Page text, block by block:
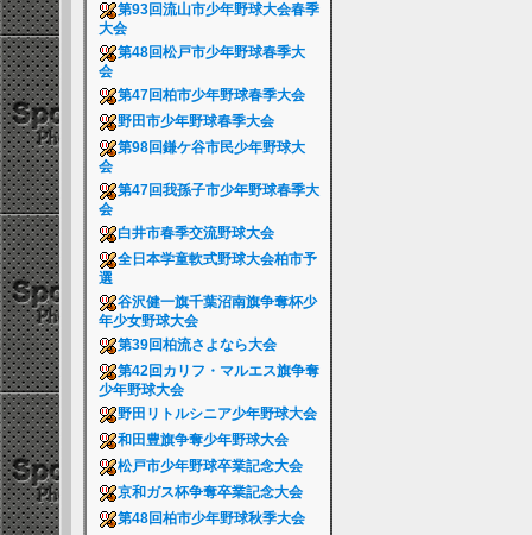
第93回流山市少年野球大会春季
大会
第48回松戸市少年野球春季大
会
第47回柏市少年野球春季大会
野田市少年野球春季大会
第98回鎌ケ谷市民少年野球大
会
第47回我孫子市少年野球春季大
会
白井市春季交流野球大会
全日本学童軟式野球大会柏市予
選
谷沢健一旗千葉沼南旗争奪杯少
年少女野球大会
第39回柏流さよなら大会
第42回カリフ・マルエス旗争奪
少年野球大会
野田リトルシニア少年野球大会
和田豊旗争奪少年野球大会
松戸市少年野球卒業記念大会
京和ガス杯争奪卒業記念大会
第48回柏市少年野球秋季大会